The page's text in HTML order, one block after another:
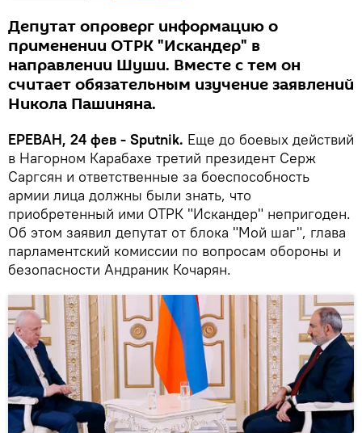
Депутат опроверг информацию о
применении ОТРК "Искандер" в
направлении Шуши. Вместе с тем он
считает обязательным изучение заявлений
Никола Пашиняна.
ЕРЕВАН, 24 фев - Sputnik. Еще до боевых действий
в Нагорном Карабахе третий президент Серж
Саргсян и ответственные за боеспособность
армии лица должны были знать, что
приобретенный ими ОТРК "Искандер" непригоден.
Об этом заявил депутат от блока "Мой шаг", глава
парламентский комиссии по вопросам обороны и
безопасности Андраник Кочарян.